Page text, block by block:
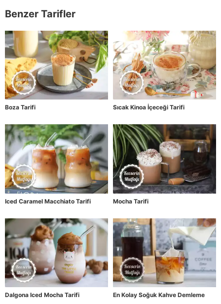
Benzer Tarifler
Boza Tarifi Sıcak Kinoa İçeceği Tarifi
Iced Caramel Macchiato Tarifi Mocha Tarifi
Dalgona Iced Mocha Tarifi
En Kolay Soğuk Kahve Demleme